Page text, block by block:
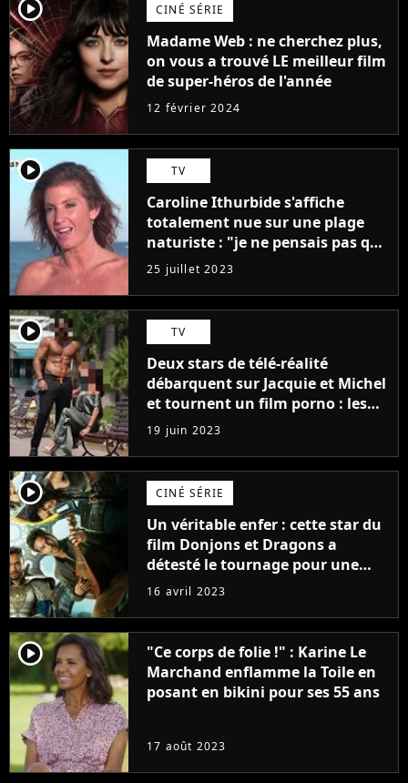
player2 CINÉ SÉRIE
Madame Web : ne cherchez plus,
on vous a trouvé LE meilleur film
de super-héros de l'année
12 février 2024
player2 TV
Caroline Ithurbide s'affiche
totalement nue sur une plage
naturiste : "je ne pensais pas que
j'arriverais à le faire..."
25 juillet 2023
player2 TV
Deux stars de télé-réalité
débarquent sur Jacquie et Michel
et tournent un film porno : les
premières images du tournage
(exclu)
19 juin 2023
player2 CINÉ SÉRIE
Un véritable enfer : cette star du
film Donjons et Dragons a
détesté le tournage pour une
raison très spéciale
16 avril 2023
player2
"Ce corps de folie !" : Karine Le
Marchand enflamme la Toile en
posant en bikini pour ses 55 ans
17 août 2023